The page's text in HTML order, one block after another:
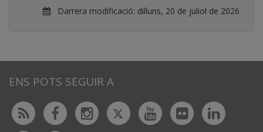
Darrera modificació: dilluns, 20 de juliol de 2026
ENS POTS SEGUIR A
Rss FacebookInstagram
TwitterYoutubeFlickr